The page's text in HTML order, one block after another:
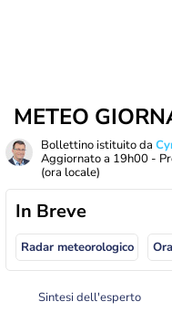
METEO
Bollettino istituito da
Aggiornato a 19h00 -
(ora locale)
In Breve
Radar meteorologico
Sintesi dell'esperto